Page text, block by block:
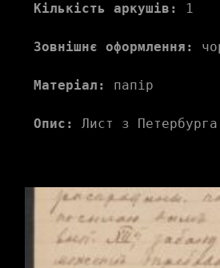
Кількість аркушів: 1
Зовнішнє оформлення:
Матеріал: папір
Опис: Лист з